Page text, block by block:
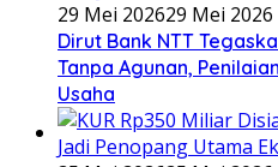
29 Mei 202629 Mei 2026
Dirut Bank NTT
Tanpa Agunan,
Usaha